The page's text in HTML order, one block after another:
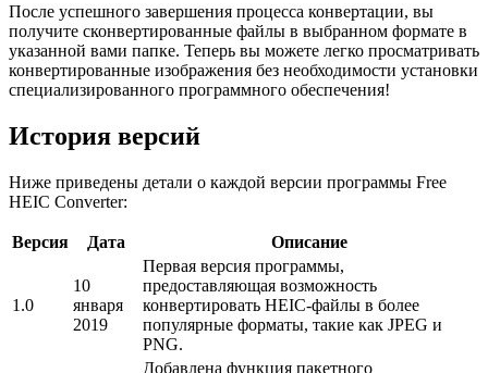
После успешного завершения процесса конвертации, вы
получите сконвертированные файлы в выбранном формате в
указанной вами папке. Теперь вы можете легко просматривать
конвертированные изображения без необходимости установки
специализированного программного обеспечения!
История версий
Ниже приведены детали о каждой версии программы Free
HEIC Converter:
Версия Дата Описание
1.0
10
января
2019
Первая версия программы,
предоставляющая возможность
конвертировать HEIC-файлы в более
популярные форматы, такие как JPEG и
PNG.
Добавлена функция пакетного